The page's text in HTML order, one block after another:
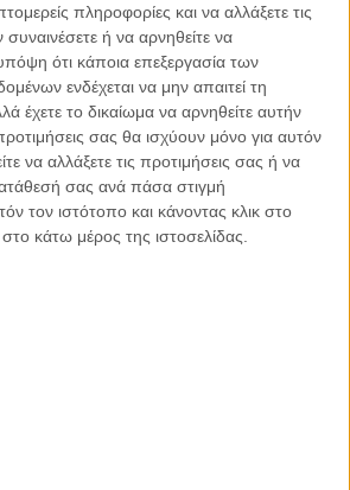
πληροφορίες και να αλλάξετε τις
ή να αρνηθείτε να
ότι κάποια επεξεργασία των
ενδέχεται να μην απαιτεί τη
έχετε το δικαίωμα να αρνηθείτε αυτήν
σας θα ισχύουν μόνο για αυτόν
να αλλάξετε τις προτιμήσεις σας ή να
σας ανά πάσα στιγμή
τον ιστότοπο και κάνοντας κλικ στο
κάτω μέρος της ιστοσελίδας.
Κοινωνίας που βράζει
Πανούσης
ή άγουροι
– Άρθρο – παρέμβαση
Propago του Γιάννη Πανούση